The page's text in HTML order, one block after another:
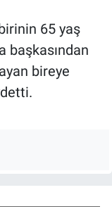
65 yaş
başkasından
bireye